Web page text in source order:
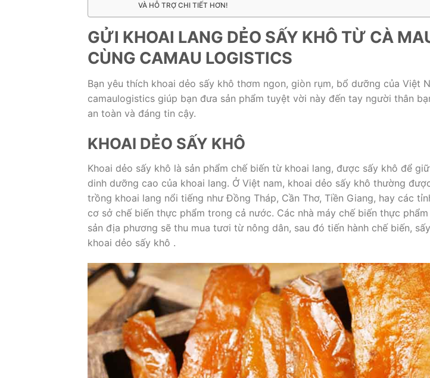
VÀ HỖ TRỢ CHI TIẾT HƠN!
GỬI KHOAI LANG DẺO SẤY KHÔ TỪ CÀ
CÙNG CAMAU LOGISTICS
Bạn yêu thích khoai dẻo sấy khô thơm ngon, giòn rụm, bổ dưỡng của Việt
camaulogistics giúp bạn đưa sản phẩm tuyệt vời này đến tay người thân
an toàn và đáng tin cậy.
KHOAI DẺO SẤY KHÔ
Khoai dẻo sấy khô là sản phẩm chế biến từ khoai lang, được sấy khô để
dinh dưỡng cao của khoai lang. Ở Việt nam, khoai dẻo sấy khô thường
trồng khoai lang nổi tiếng như Đồng Tháp, Cần Thơ, Tiền Giang, hay các
cơ sở chế biến thực phẩm trong cả nước. Các nhà máy chế biến thực
sản địa phương sẽ thu mua tươi từ nông dân, sau đó tiến hành chế biến,
khoai dẻo sấy khô .